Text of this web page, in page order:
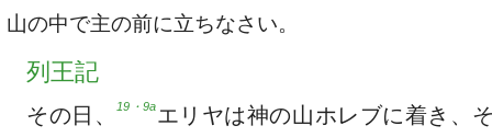
山の中で主の前に立ちなさい。
列王記
その日、19・9aエリヤは神の山ホレブに着き、